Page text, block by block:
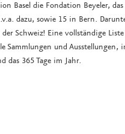
Basel die Fondation Beyeler, das
dazu, sowie 15 in Bern.
Schweiz! Eine vollständige
Sammlungen und
das 365 Tage im Jahr.